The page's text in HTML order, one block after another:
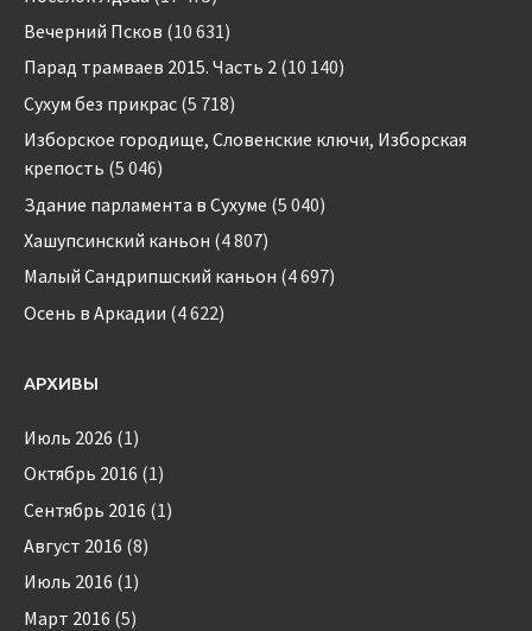
Вечерний Псков (10 631)
Парад трамваев 2015. Часть 2 (10 140)
Сухум без прикрас (5 718)
Изборское городище, Словенские ключи, Изборская
крепость (5 046)
Здание парламента в Сухуме (5 040)
Хашупсинский каньон (4 807)
Малый Сандрипшский каньон (4 697)
Осень в Аркадии (4 622)
АРХИВЫ
Июль 2026 (1)
Октябрь 2016 (1)
Сентябрь 2016 (1)
Август 2016 (8)
Июль 2016 (1)
Март 2016 (5)